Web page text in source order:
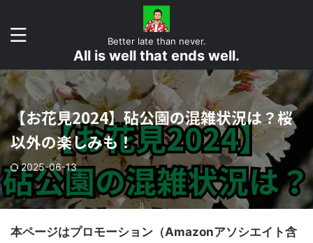
Better late than never.
All is well that ends well.
【お花見2024】砧公園の混雑状況は？桜
以外の楽しみも！
2025-06-13
本ページはプロモーション（Amazonアソシエイト含